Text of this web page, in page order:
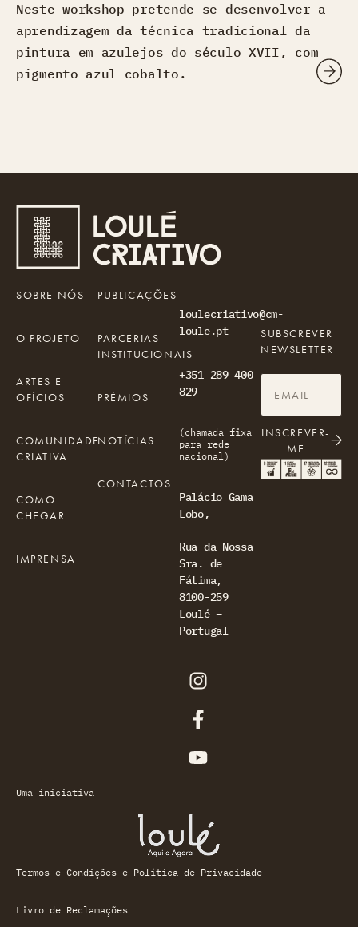
Neste workshop pretende-se desenvolver a
aprendizagem da técnica tradicional da
pintura em azulejos do século XVII, com
pigmento azul cobalto.
loulecriativo@cm-
loule.pt
+351 289 400
829
(chamada fixa
para rede
nacional)
Palácio Gama
Lobo,
Rua da Nossa
Sra. de
Fátima,
8100-259
Loulé –
Portugal
SOBRE NÓS
O PROJETO
ARTES E
OFÍCIOS
COMUNIDADE
CRIATIVA
COMO
CHEGAR
IMPRENSA
PUBLICAÇÕES
PARCERIAS
INSTITUCIONAIS
PRÉMIOS
NOTÍCIAS
CONTACTOS
SUBSCREVER
NEWSLETTER
INSCREVER-
ME
Uma iniciativa
Termos e Condições e Política de Privacidade
Livro de Reclamações